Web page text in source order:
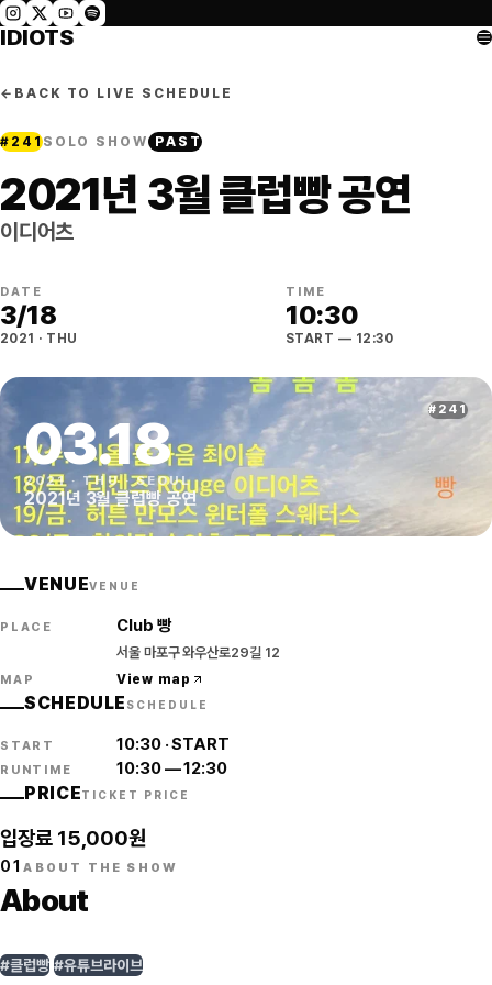
IDIOTS
← BACK TO LIVE SCHEDULE
# 241SOLO SHOW PAST
2021년 3월 클럽빵 공연
이디어츠
DATE
3/18
2021 · THU
TIME
10:30
START — 12:30
# 241
03.18
2021· THU·SEOUL
2021년 3월 클럽빵 공연
VENUEVENUE
PLACE Club 빵
서울 마포구 와우산로29길 12
MAP View map
SCHEDULE SCHEDULE
START 10:30·START
RUNTIME 10:30—12:30
PRICETICKET PRICE
입장료 15,000원
01ABOUT THE SHOW
About
#클럽빵 #유튜브라이브